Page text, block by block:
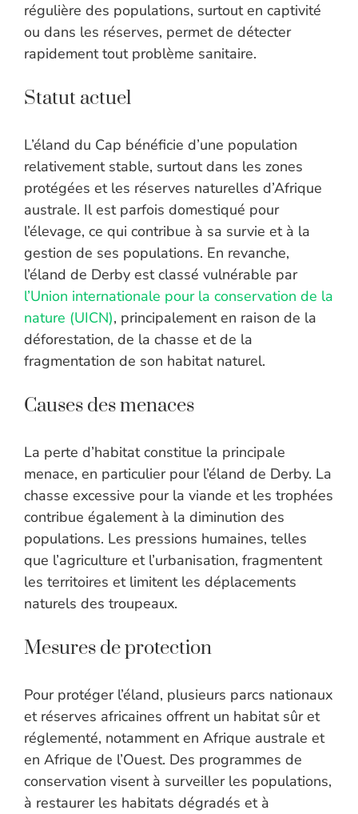
régulière des populations, surtout en captivité
ou dans les réserves, permet de détecter
rapidement tout problème sanitaire.
Statut actuel
L’éland du Cap bénéficie d’une population
relativement stable, surtout dans les zones
protégées et les réserves naturelles d’Afrique
australe. Il est parfois domestiqué pour
l’élevage, ce qui contribue à sa survie et à la
gestion de ses populations. En revanche,
l’éland de Derby est classé vulnérable par
l’Union internationale pour la conservation de la
nature (UICN), principalement en raison de la
déforestation, de la chasse et de la
fragmentation de son habitat naturel.
Causes des menaces
La perte d’habitat constitue la principale
menace, en particulier pour l’éland de Derby. La
chasse excessive pour la viande et les trophées
contribue également à la diminution des
populations. Les pressions humaines, telles
que l’agriculture et l’urbanisation, fragmentent
les territoires et limitent les déplacements
naturels des troupeaux.
Mesures de protection
Pour protéger l’éland, plusieurs parcs nationaux
et réserves africaines offrent un habitat sûr et
réglementé, notamment en Afrique australe et
en Afrique de l’Ouest. Des programmes de
conservation visent à surveiller les populations,
à restaurer les habitats dégradés et à